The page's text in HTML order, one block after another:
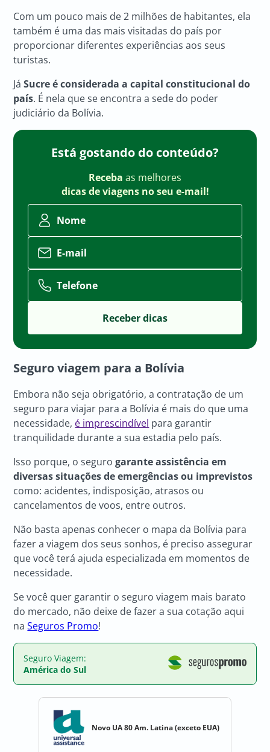
Com um pouco mais de 2 milhões de habitantes, ela
também é uma das mais visitadas do país por
proporcionar diferentes experiências aos seus
turistas.
JáSucre é considerada a capital constitucional do
país. É nela que se encontra a sede do poder
judiciário da Bolívia.
Está gostando do conteúdo?
Receba as melhores
dicas de viagens no seu e-mail!
Nome
E-mail
Telefone
Seguro viagem para a Bolívia
Embora não seja obrigatório, a contratação de um
seguro para viajar para a Bolívia é mais do que uma
necessidade, é imprescindível para garantir
tranquilidade durante a sua estadia pelo país.
Isso porque, o segurogarante assistência em
diversas situações de emergências ou imprevistos
como: acidentes, indisposição, atrasos ou
cancelamentos de voos, entre outros.
Não basta apenas conhecer o mapa da Bolívia para
fazer a viagem dos seus sonhos, é preciso assegurar
que você terá ajuda especializada em momentos de
necessidade.
Se você quer garantir o seguro viagem mais barato
do mercado, não deixe de fazer a sua cotação aqui
naSeguros Promo!
Seguro Viagem:
América do Sul
Novo UA 80 Am. Latina (exceto EUA)